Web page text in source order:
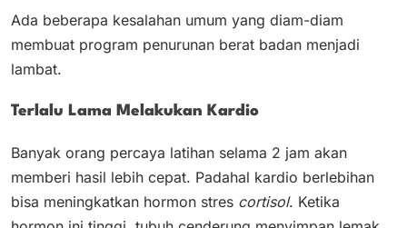
Ada beberapa kesalahan umum yang diam-diam
membuat program penurunan berat badan menjadi
lambat.
Terlalu Lama Melakukan Kardio
Banyak orang percaya latihan selama 2 jam akan
memberi hasil lebih cepat. Padahal kardio berlebihan
bisa meningkatkan hormon stres cortisol. Ketika